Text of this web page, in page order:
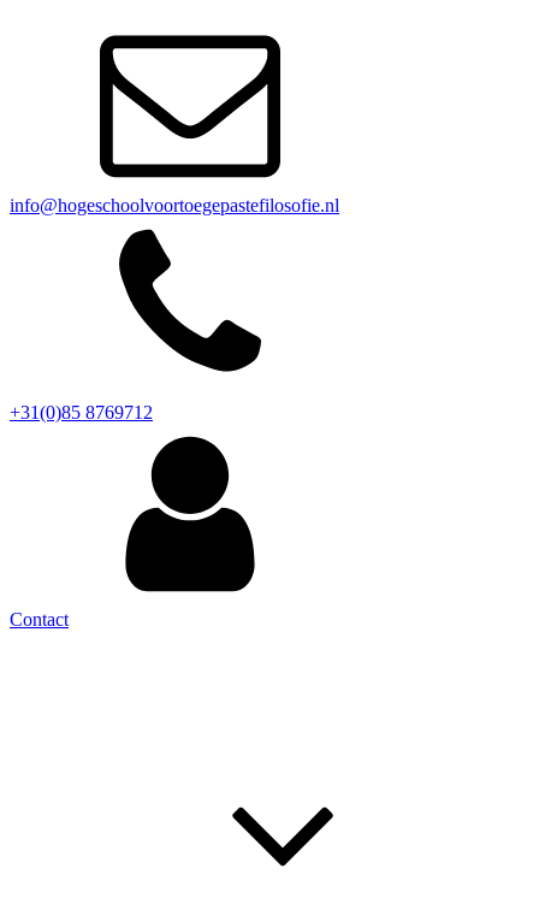
info@hogeschoolvoortoegepastefilosofie.nl
+31(0)85 8769712
Contact